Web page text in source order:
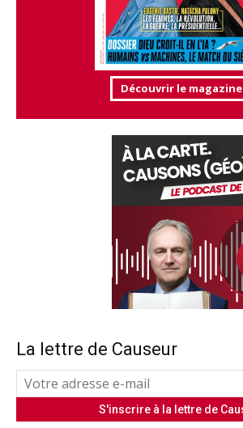
Découvrir le magazine
La lettre de Causeur